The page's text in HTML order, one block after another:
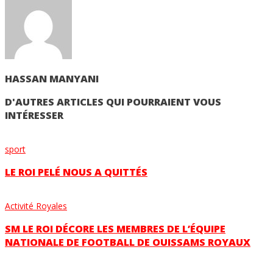
HASSAN MANYANI
D'AUTRES ARTICLES QUI POURRAIENT VOUS
INTÉRESSER
sport
LE ROI PELÉ NOUS A QUITTÉS
Activité Royales
SM LE ROI DÉCORE LES MEMBRES DE L’ÉQUIPE
NATIONALE DE FOOTBALL DE OUISSAMS ROYAUX